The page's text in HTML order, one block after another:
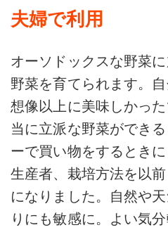
夫婦で利用
オーソドックスな野菜
野菜を育てられます。
想像以上に美味しかっ
当に立派な野菜ができ
ーで買い物をするとき
生産者、栽培方法を以
になりました。自然や
りにも敏感に。よい気